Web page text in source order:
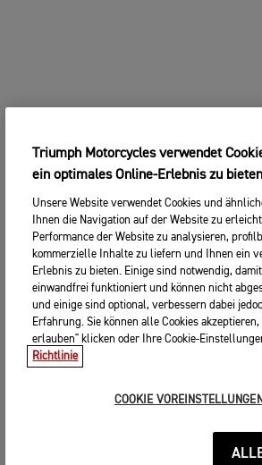
Triumph Motorcycles verwendet
ein optimales Online-Erlebnis zu bieten
Unsere Website verwendet Cookies und
Ihnen die Navigation auf der Website zu
Performance der Website zu analysieren,
kommerzielle Inhalte zu liefern und Ihnen ein
Erlebnis zu bieten. Einige sind notwendig,
einwandfrei funktioniert und können nicht
und einige sind optional, verbessern dabei
Erfahrung. Sie können alle Cookies
erlauben" klicken oder Ihre Cookie-
Richtlinie
COOKIE VOREINSTELLUNGEN